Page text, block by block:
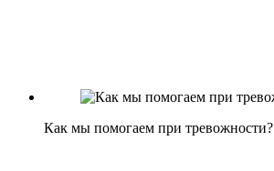
Как мы помогаем при тревожности?